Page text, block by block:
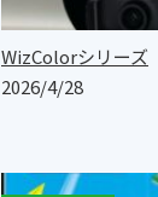
WizColorシリーズ
2026/4/28